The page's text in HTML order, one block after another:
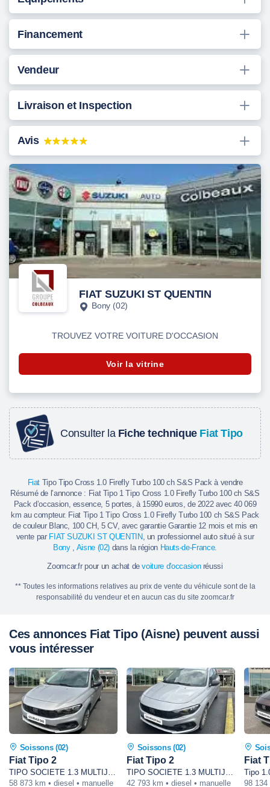
Financement
Vendeur
Livraison et Inspection
Avis
FIAT SUZUKI ST QUENTIN
Bony (02)
TROUVEZ VOTRE VOITURE D'OCCASION
Voir la vitrine
Consulter la Fiche technique Fiat Tipo
Fiat Tipo Tipo Cross 1.0 Firefly Turbo 100 ch S&S Pack à vendre
Résumé de l’annonce : Fiat Tipo 1 Tipo Cross 1.0 Firefly Turbo 100 ch S&S
Pack d’occasion, essence, 5 portes, à 15990 euros, de 2022 avec 40 069
km au compteur. Fiat Tipo 1 Tipo Cross 1.0 Firefly Turbo 100 ch S&S Pack
de couleur Blanc, 100 CH, 5 CV, avec garantie Garantie 12 mois et mis en
vente par FIAT SUZUKI ST QUENTIN, un professionnel auto situé à sur
Bony, Aisne (02) dans la région Hauts-de-France.
Zoomcar.fr pour un achat devoiture d'occasionréussi
** Toutes les informations relatives au prix de vente du véhicule sont de la
responsabilité du vendeur et en aucun cas du site zoomcar.fr
Ces annonces Fiat Tipo (Aisne) peuvent aussi
vous intéresser
Soissons (02)
Fiat Tipo 2
TIPO SOCIETE 1.3 MULTIJET 95 CH BVM5 BUSINESS
58 873 km • diesel • manuelle
Soissons (02)
Fiat Tipo 2
TIPO SOCIETE 1.3 MULTIJET 95 CH BVM5 BUSINESS
42 793 km • diesel • manuelle
Fiat